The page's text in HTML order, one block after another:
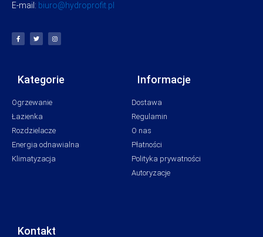
E-mail: biuro@hydroprofit.pl
Kategorie
Ogrzewanie
Łazienka
Rozdzielacze
Energia odnawialna
Klimatyzacja
Informacje
Dostawa
Regulamin
O nas
Płatności
Polityka prywatności
Autoryzacje
Kontakt